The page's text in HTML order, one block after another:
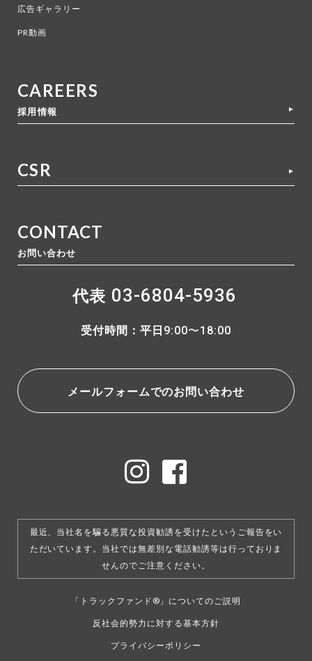
広告ギャラリー
PR動画
CAREERS
採用情報
CSR
CONTACT
お問い合わせ
代表 03-6804-5936
受付時間：平日 9:00〜18:00
メールフォームでのお問い合わせ
最近、当社名を騙る悪質な投資勧誘を受けたというご報告をい
ただいています。 当社では無差別な電話勧誘等は行っておりま
せんのでご注意ください。
「トラックファンド®」についてのご説明
反社会的勢力に対する基本方針
プライバシーポリシー